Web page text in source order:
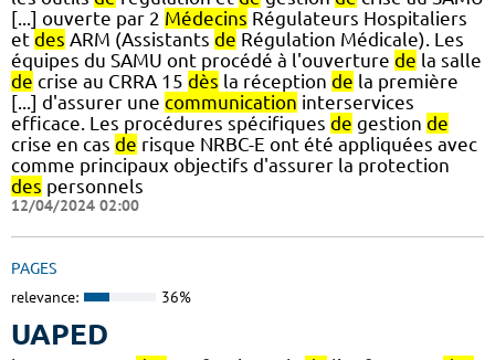
[...] ouverte par 2 Médecins Régulateurs Hospitaliers
et des ARM (Assistants de Régulation Médicale). Les
équipes du SAMU ont procédé à l'ouverture de la salle
de crise au CRRA 15 dès la réception de la première
[...] d'assurer une communication interservices
efficace. Les procédures spécifiques de gestion de
crise en cas de risque NRBC-E ont été appliquées avec
comme principaux objectifs d'assurer la protection
des personnels
12/04/2024 02:00
PAGES
relevance: 36%
UAPED